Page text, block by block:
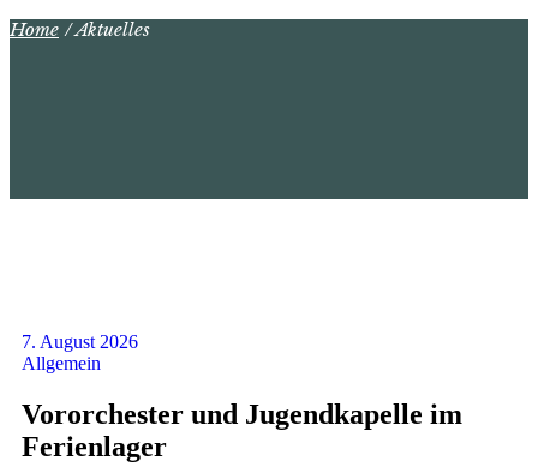
Home Aktuelles
7. August 2026
Allgemein
Vororchester und Jugendkapelle im
Ferienlager